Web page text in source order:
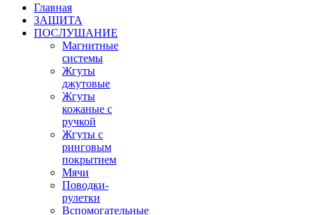
Главная
ЗАЩИТА
ПОСЛУШАНИЕ
Магнитные
системы
Жгуты
джутовые
Жгуты
кожаные с
ручкой
Жгуты с
ринговым
покрытием
Мячи
Поводки-
рулетки
Вспомогательные